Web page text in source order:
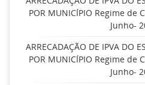
POR MUNICÍPIO Regime de
Junho-
ARRECADAÇÃO DE IPVA DO
POR MUNICÍPIO Regime de
Junho-